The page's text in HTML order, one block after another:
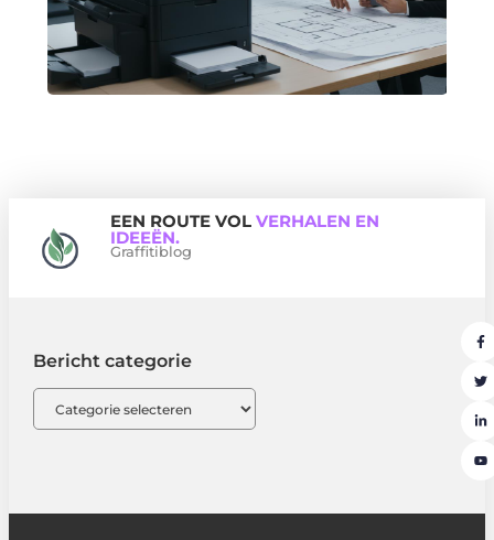
EEN ROUTE VOL VERHALEN EN
IDEEËN.
Graffitiblog
Bericht categorie